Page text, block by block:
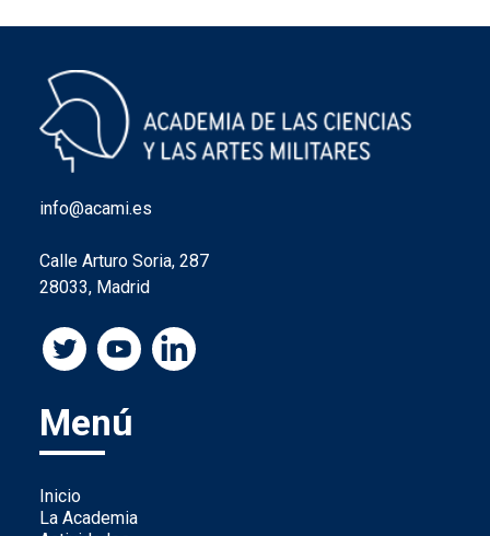
info@acami.es
Calle Arturo Soria, 287
28033, Madrid
Menú
Inicio
La Academia